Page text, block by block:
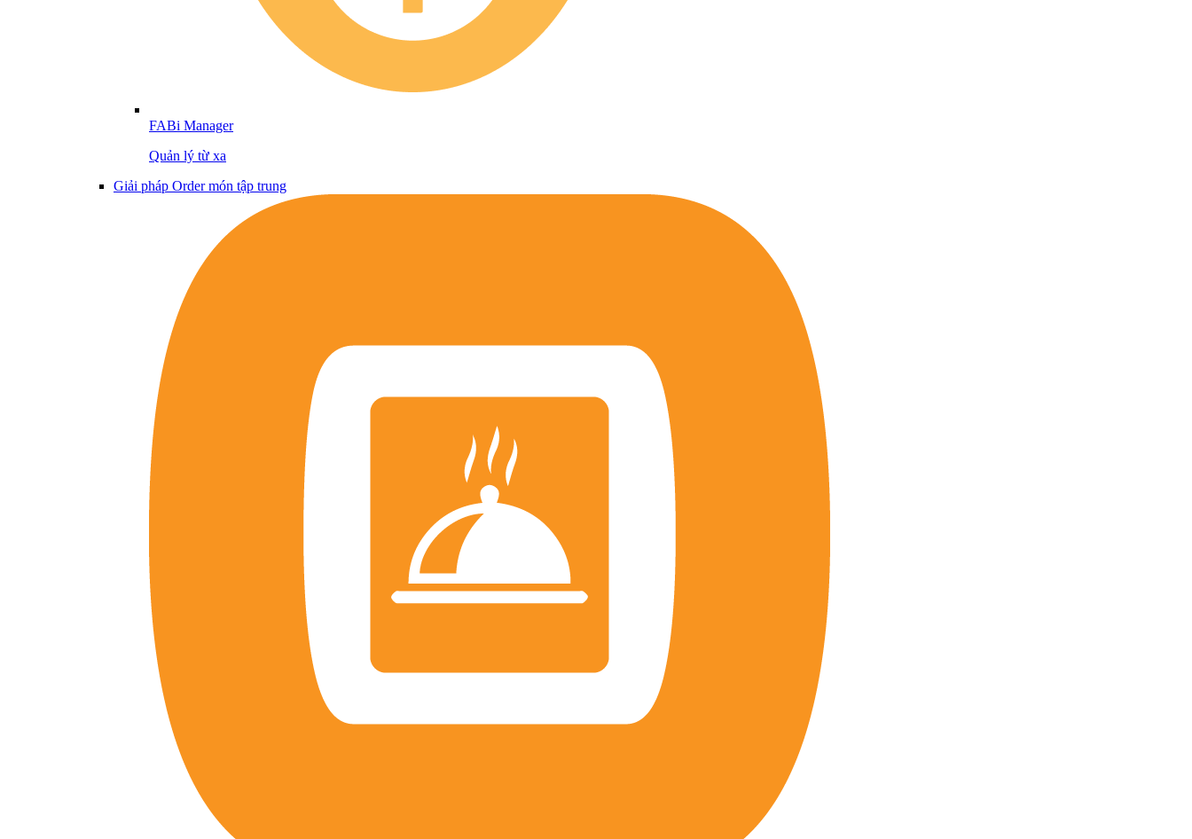
FABi Manager
Quản lý từ xa
Giải pháp Order món tập trung